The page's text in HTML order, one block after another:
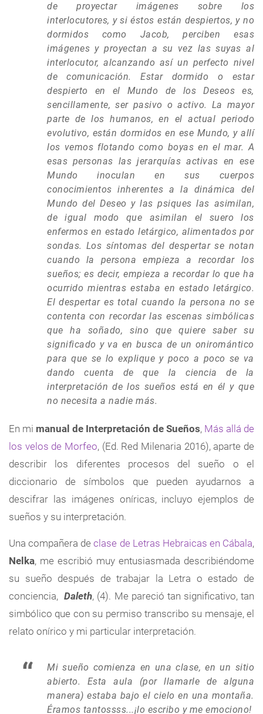
de proyectar imágenes sobre los
interlocutores, y si éstos están despiertos, y no
dormidos como Jacob, perciben esas
imágenes y proyectan a su vez las suyas al
interlocutor, alcanzando así un perfecto nivel
de comunicación. Estar dormido o estar
despierto en el Mundo de los Deseos es,
sencillamente, ser pasivo o activo. La mayor
parte de los humanos, en el actual periodo
evolutivo, están dormidos en ese Mundo, y allí
los vemos flotando como boyas en el mar. A
esas personas las jerarquías activas en ese
Mundo inoculan en sus cuerpos
conocimientos inherentes a la dinámica del
Mundo del Deseo y las psiques las asimilan,
de igual modo que asimilan el suero los
enfermos en estado letárgico, alimentados por
sondas. Los síntomas del despertar se notan
cuando la persona empieza a recordar los
sueños; es decir, empieza a recordar lo que ha
ocurrido mientras estaba en estado letárgico.
El despertar es total cuando la persona no se
contenta con recordar las escenas simbólicas
que ha soñado, sino que quiere saber su
significado y va en busca de un oniromántico
para que se lo explique y poco a poco se va
dando cuenta de que la ciencia de la
interpretación de los sueños está en él y que
no necesita a nadie más.
En mi manual de Interpretación de Sueños, Más allá de
los velos de Morfeo, (Ed. Red Milenaria 2016), aparte de
describir los diferentes procesos del sueño o el
diccionario de símbolos que pueden ayudarnos a
descifrar las imágenes oníricas, incluyo ejemplos de
sueños y su interpretación.
Una compañera declase de Letras Hebraicas en Cábala,
Nelka, me escribió muy entusiasmada describiéndome
su sueño después de trabajar la Letra o estado de
conciencia,Daleth, (4). Me pareció tan significativo, tan
simbólico que con su permiso transcribo su mensaje, el
relato onírico y mi particular interpretación.
Mi sueño comienza en una clase, en un sitio
abierto. Esta aula (por llamarle de alguna
manera) estaba bajo el cielo en una montaña.
Éramos tantossss...¡lo escribo y me emociono!